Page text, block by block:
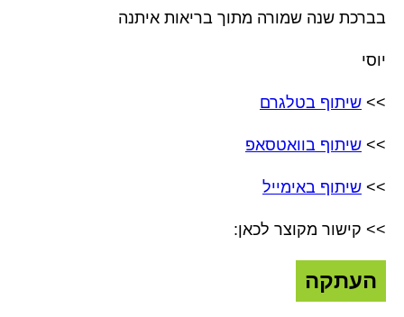
בברכת שנה שמורה מתוך בריאות איתנה
יוסי
>> שיתוף בטלגרם
>> שיתוף בוואטסאפ
>> שיתוף באימייל
>> קישור מקוצר לכאן:
העתקה